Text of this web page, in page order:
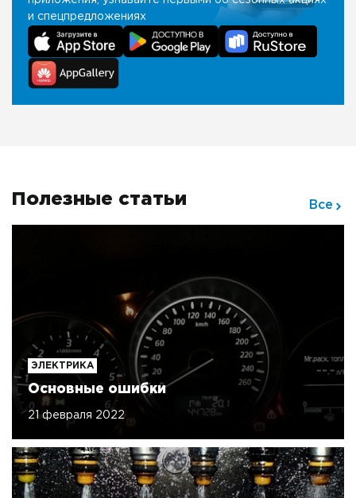
и спецпредложениях
Полезные статьи Все
ЭЛЕКТРИКА
Основные ошибки
21 февраля 2022